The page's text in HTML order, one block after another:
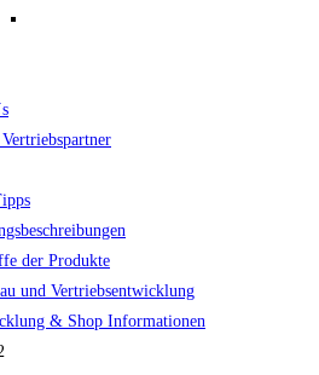
der Produkte
und Vertriebsentwicklung
& Shop Informationen